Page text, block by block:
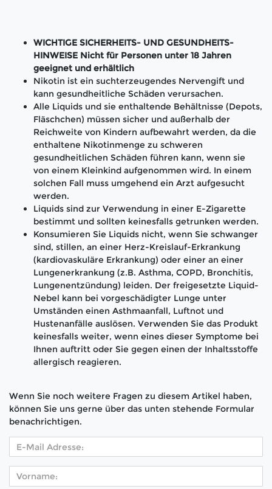
WICHTIGE SICHERHEITS- UND GESUNDHEITS-
HINWEISE Nicht für Personen unter 18 Jahren
geeignet und erhältlich
Nikotin ist ein suchterzeugendes Nervengift und
kann gesundheitliche Schäden verursachen.
Alle Liquids und sie enthaltende Behältnisse (Depots,
Fläschchen) müssen sicher und außerhalb der
Reichweite von Kindern aufbewahrt werden, da die
enthaltene Nikotinmenge zu schweren
gesundheitlichen Schäden führen kann, wenn sie
von einem Kleinkind aufgenommen wird. In einem
solchen Fall muss umgehend ein Arzt aufgesucht
werden.
Liquids sind zur Verwendung in einer E-Zigarette
bestimmt und sollten keinesfalls getrunken werden.
Konsumieren Sie Liquids nicht, wenn Sie schwanger
sind, stillen, an einer Herz-Kreislauf-Erkrankung
(kardiovaskuläre Erkrankung) oder einer an einer
Lungenerkrankung (z.B. Asthma, COPD, Bronchitis,
Lungenentzündung) leiden. Der freigesetzte Liquid-
Nebel kann bei vorgeschädigter Lunge unter
Umständen einen Asthmaanfall, Luftnot und
Hustenanfälle auslösen. Verwenden Sie das Produkt
keinesfalls weiter, wenn eines dieser Symptome bei
Ihnen auftritt oder Sie gegen einen der Inhaltsstoffe
allergisch reagieren.
Wenn Sie noch weitere Fragen zu diesem Artikel haben,
können Sie uns gerne über das unten stehende Formular
benachrichtigen.